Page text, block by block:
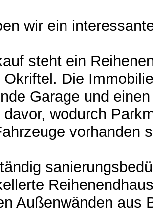
wir ein
steht ein
Okriftel. Die
Garage und
wodurch
vorhanden
Außenwänden aus